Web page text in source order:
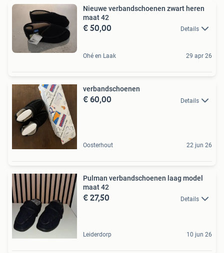
Nieuwe verbandschoenen zwart heren
maat 42
€ 50,00 Details
Ohé en Laak 29 apr 26
verbandschoenen
€ 60,00 Details
Oosterhout 22 jun 26
Pulman verbandschoenen laag model
maat 42
€ 27,50 Details
Leiderdorp 10 jun 26